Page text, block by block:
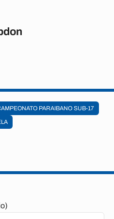
PARAIBANO SUB-17